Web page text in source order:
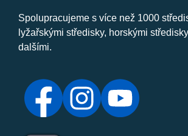
Spolupracujeme s více než 1000
lyžařskými středisky, horskými
dalšími.